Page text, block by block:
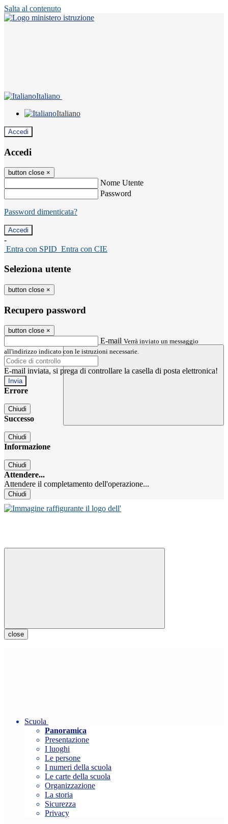
Salta al contenuto
Italiano
Italiano
Accedi
Accedi
button close ×
Nome Utente
Password
Password dimenticata?
-
Entra con SPID Entra con CIE
Seleziona utente
button close ×
Recupero password
button close ×
E-mail Verrà inviato un messaggio
all'indirizzo indicato con le istruzioni necessarie.
E-mail inviata, si prega di controllare la casella di posta elettronica!
Errore
Chiudi
Successo
Chiudi
Informazione
Chiudi
Attendere...
Attendere il completamento dell'operazione...
Chiudi
close
Scuola
Panoramica
Presentazione
I luoghi
Le persone
I numeri della scuola
Le carte della scuola
Organizzazione
La storia
Sicurezza
Privacy